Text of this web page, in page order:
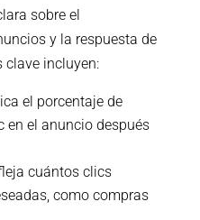
sobre el
y la respuesta de
clave incluyen:
el porcentaje de
en el anuncio después
cuántos clics
como compras